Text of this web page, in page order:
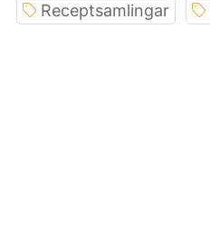
Receptsamlingar